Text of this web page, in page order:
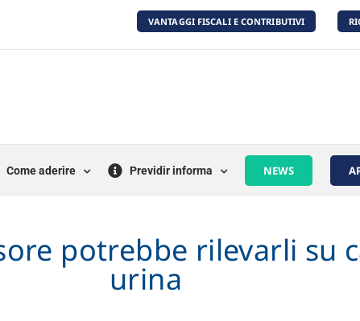
VANTAGGI FISCALI E CONTRIBUTIVI
Come aderire Previdir informa NEWS
potrebbe rilevarli su
urina